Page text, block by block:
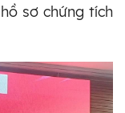
sơ chứng tích